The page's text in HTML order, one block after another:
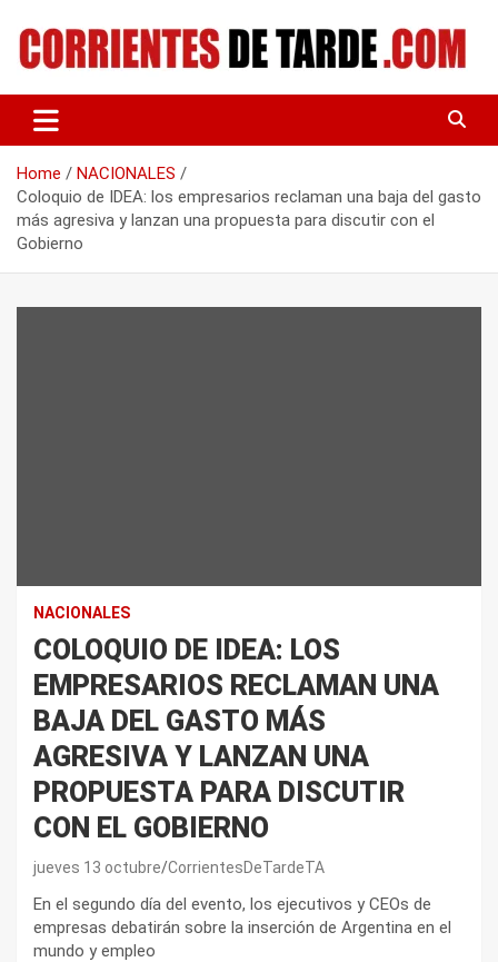
content
CORRIENTES DE TARDE
Home
NACIONALES
Coloquio de IDEA: los empresarios reclaman una baja del gasto
más agresiva y lanzan una propuesta para discutir con el
Gobierno
NACIONALES
COLOQUIO DE IDEA: LOS
EMPRESARIOS RECLAMAN UNA
BAJA DEL GASTO MÁS
AGRESIVA Y LANZAN UNA
PROPUESTA PARA DISCUTIR
CON EL GOBIERNO
jueves 13 octubre CorrientesDeTardeTA
En el segundo día del evento, los ejecutivos y CEOs de
empresas debatirán sobre la inserción de Argentina en el
mundo y empleo